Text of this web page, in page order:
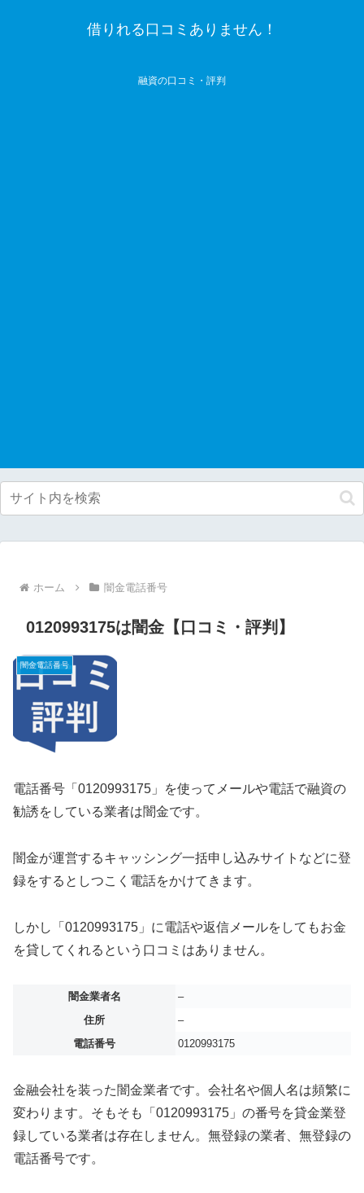
借りれる口コミありません！
融資の口コミ・評判
ホーム 闇金電話番号
0120993175は闇金【口コミ・評判】
闇金電話番号
電話番号「0120993175」を使ってメールや電話で融資の
勧誘をしている業者は闇金です。
闇金が運営するキャッシング一括申し込みサイトなどに登
録をするとしつこく電話をかけてきます。
しかし「0120993175」に電話や返信メールをしてもお金
を貸してくれるという口コミはありません。
闇金業者名
–
住所
–
電話番号
0120993175
金融会社を装った闇金業者です。会社名や個人名は頻繁に
変わります。そもそも「0120993175」の番号を貸金業登
録している業者は存在しません。無登録の業者、無登録の
電話番号です。